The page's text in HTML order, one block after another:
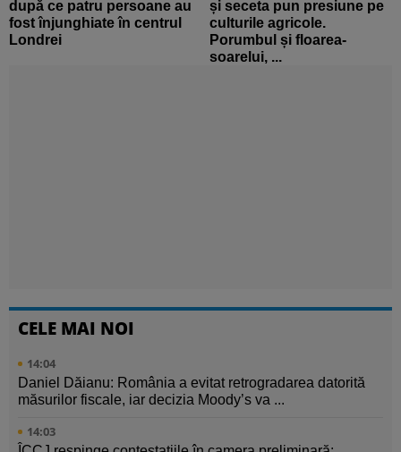
după ce patru persoane au
fost înjunghiate în centrul
Londrei
și seceta pun presiune pe
culturile agricole.
Porumbul și floarea-
soarelui, ...
CELE MAI NOI
14:04
Daniel Dăianu: România a evitat retrogradarea datorită
măsurilor fiscale, iar decizia Moody’s va ...
14:03